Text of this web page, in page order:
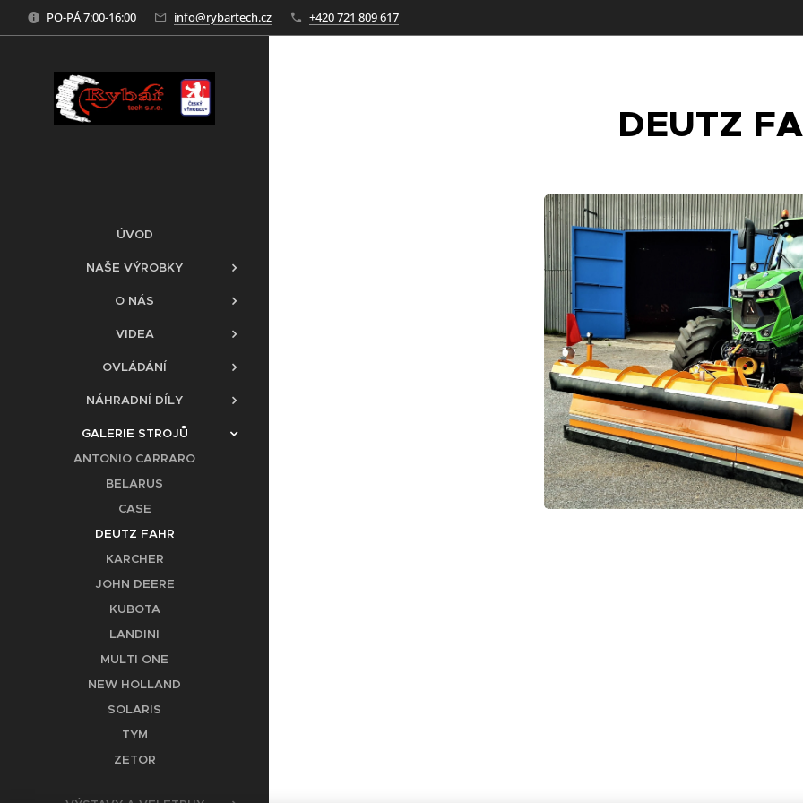
PO-PÁ 7:00-16:00 info@rybartech.cz +420 721 809 617
ÚVOD
NAŠE VÝROBKY
O NÁS
VIDEA
OVLÁDÁNÍ
NÁHRADNÍ DÍLY
GALERIE STROJŮ
ANTONIO CARRARO
BELARUS
CASE
DEUTZ FAHR
KARCHER
JOHN DEERE
KUBOTA
LANDINI
MULTI ONE
NEW HOLLAND
SOLARIS
TYM
ZETOR
DEUTZ